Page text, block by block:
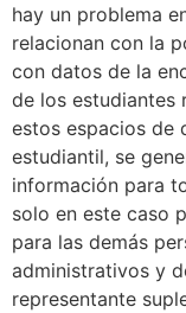
hay un problema
relacionan con la
con datos de la
de los estudiantes
estos espacios de
estudiantil, se
información para
solo en este caso
para las demás
administrativos y
representante